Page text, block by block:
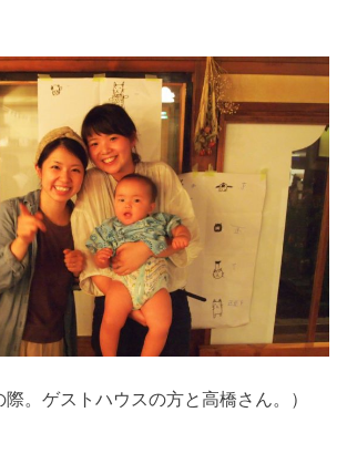
際。ゲストハウスの方と高橋さん。）